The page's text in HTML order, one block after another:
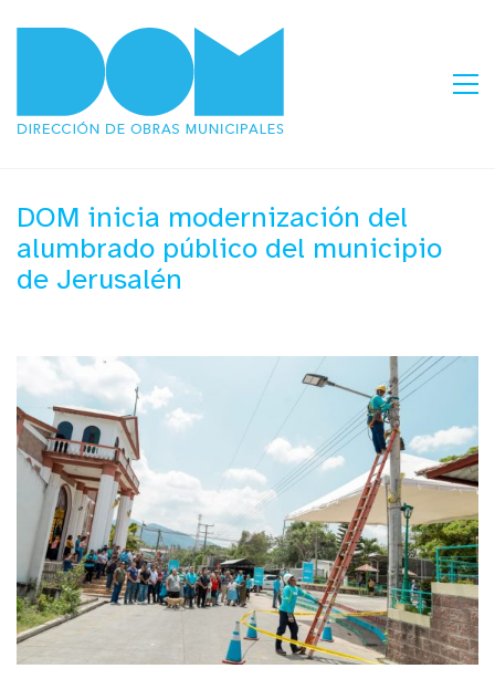
DOM inicia modernización del
alumbrado público del municipio
de Jerusalén